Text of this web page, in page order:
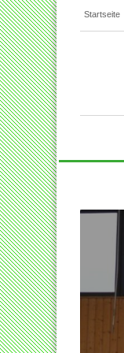
Startseite